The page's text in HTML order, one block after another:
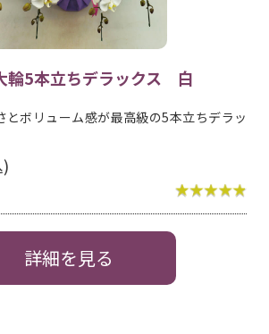
輪5本立ちデラックス 白
とボリューム感が最高級の5本立ちデラッ
詳細を見る